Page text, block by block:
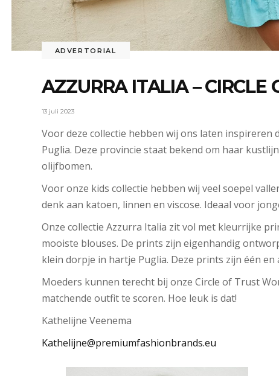
ADVERTORIAL
AZZURRA ITALIA – CIRCLE
13 juli 2023
Voor deze collectie hebben wij ons laten
Puglia. Deze provincie staat bekend om haar
olijfbomen.
Voor onze kids collectie hebben wij veel soepel
denk aan katoen, linnen en viscose. Ideaal voor
Onze collectie Azzurra Italia zit vol met kleurrijke
mooiste blouses. De prints zijn eigenhandig
klein dorpje in hartje Puglia. Deze prints zijn één en
Moeders kunnen terecht bij onze Circle of Trust
matchende outfit te scoren. Hoe leuk is dat!
Kathelijne Veenema
Kathelijne@premiumfashionbrands.eu